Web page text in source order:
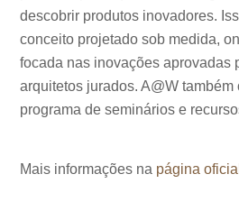
descobrir produtos inovadores.
conceito projetado sob medida,
focada nas inovações aprovadas
arquitetos jurados. A@W
programa de seminários e
Mais informações na página oficial